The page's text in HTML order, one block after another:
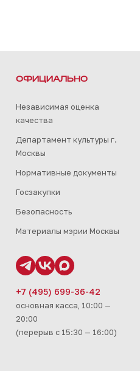
ОФИЦИАЛЬНО
Независимая оценка
качества
Департамент культуры г.
Москвы
Нормативные документы
Госзакупки
Безопасность
Материалы мэрии Москвы
+7 (495) 699-36-42
основная касса, 10:00 —
20:00
(перерыв с 15:30 — 16:00)